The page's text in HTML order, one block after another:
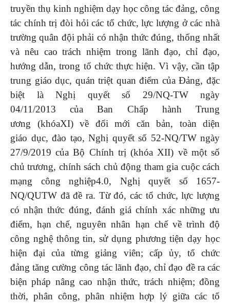
truyền thụ kinh nghiệm dạy học công tác đảng, công
tác chính trị đòi hỏi các tổ chức, lực lượng ở các nhà
trường quân đội phải có nhận thức đúng, thống nhất
và nêu cao trách nhiệm trong lãnh đạo, chỉ đạo,
hướng dẫn, trong tổ chức thực hiện. Vì vậy, cần tập
trung giáo dục, quán triệt quan điểm của Đảng, đặc
biệt là Nghị quyết số 29/NQ-TW ngày
04/11/2013 của Ban Chấp hành Trung
ương (khóaXI) về đổi mới căn bản, toàn diện
giáo dục, đào tạo, Nghị quyết số 52-NQ/TW ngày
27/9/2019 của Bộ Chính trị (khóa XII) về một số
chủ trương, chính sách chủ động tham gia cuộc cách
mạng công nghiệp4.0,
Nghị quyết số 1657-
NQ/QUTW đã đề ra. Từ đó, các tổ chức, lực lượng
có nhận thức đúng, đánh giá chính xác những ưu
điểm, hạn chế, nguyên nhân hạn chế về trình độ
công nghệ thông tin, sử dụng phương tiện dạy học
hiện đại của từng giảng viên; cấp ủy, tổ chức
đảng tăng cường công tác lãnh đạo, chỉ đạo đề ra các
biện pháp nâng cao nhận thức, trách nhiệm; đồng
thời, phân công, phân nhiệm hợp lý giữa các tổ